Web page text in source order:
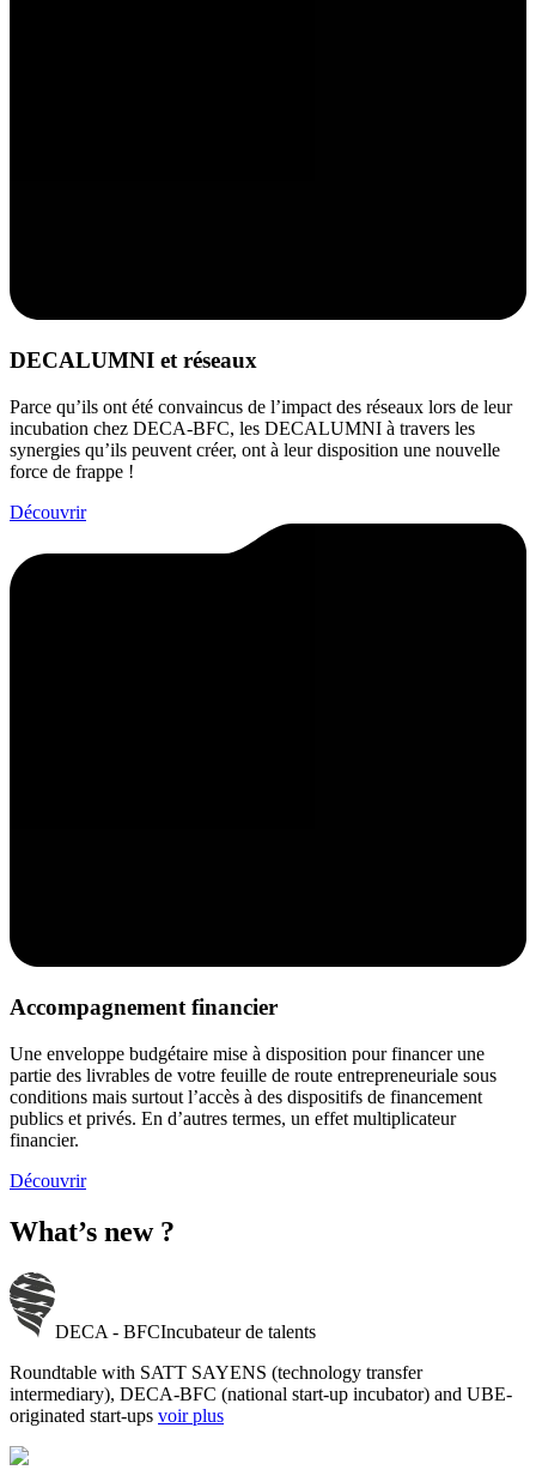
DECALUMNI et réseaux
Parce qu’ils ont été convaincus de l’impact des réseaux lors de leur
incubation chez DECA-BFC, les DECALUMNI à travers les
synergies qu’ils peuvent créer, ont à leur disposition une nouvelle
force de frappe !
Découvrir
Accompagnement financier
Une enveloppe budgétaire mise à disposition pour financer une
partie des livrables de votre feuille de route entrepreneuriale sous
conditions mais surtout l’accès à des dispositifs de financement
publics et privés. En d’autres termes, un effet multiplicateur
financier.
Découvrir
What’s new?
DECA - BFCIncubateur de talents
Roundtable with SATT SAYENS (technology transfer
intermediary), DECA-BFC (national start-up incubator) and UBE-
originated start-ups voir plus